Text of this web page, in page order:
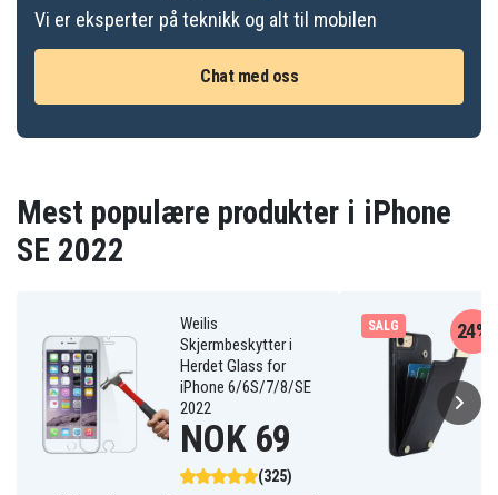
Vi er eksperter på teknikk og alt til mobilen
Chat med oss
Mest populære produkter i iPhone
SE 2022
Weilis
Skjermbeskytter i
Herdet Glass for
iPhone 6/6S/7/8/SE
2022
(325)
NOK 69
SALG 24%